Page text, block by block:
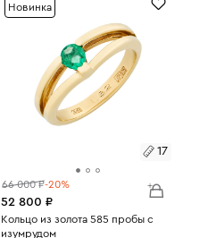
Новинка
17
66 000 ₽-20%
52 800 ₽
Размеры:
Кольцо из золота 585 пробы с
изумрудом